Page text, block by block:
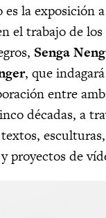
la exposición
el trabajo de los
Senga
, que
entre
décadas, a
esculturas,
proyectos de